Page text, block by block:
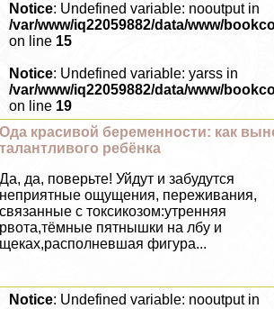
Notice: Undefined variable: nooutput in
/var/www/iq22059882/data/www/
on line 15
Notice: Undefined variable: yarss in
/var/www/iq22059882/data/www/
on line 19
Ода красивой беременности: как
талантливого ребёнка
Да, да, поверьте! Уйдут и забудутся
неприятные ощущения, переживания,
связанные с токсикозом:утренняя
рвота,тёмные пятнышки на лбу и
щеках,располневшая фигура...
Notice: Undefined variable: nooutput in